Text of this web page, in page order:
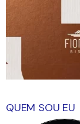
QUEM SOU EU